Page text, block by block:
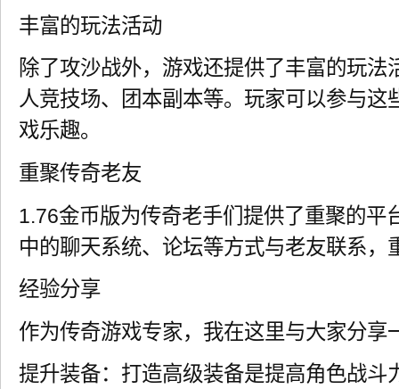
丰富的玩法活动
除了攻沙战外，游戏还提供了丰富的玩法
人竞技场、团本副本等。玩家可以参与这
戏乐趣。
重聚传奇老友
1.76金币版为传奇老手们提供了重聚的平
中的聊天系统、论坛等方式与老友联系，
经验分享
作为传奇游戏专家，我在这里与大家分享
提升装备：打造高级装备是提高角色战斗